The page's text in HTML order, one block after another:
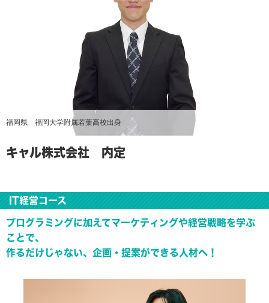
福岡県 福岡大学附属若葉高校出身
キャル株式会社 内定
IT経営コース
プログラミングに加えてマーケティングや経営戦略を学ぶ
ことで、
作るだけじゃない、企画・提案ができる人材へ！